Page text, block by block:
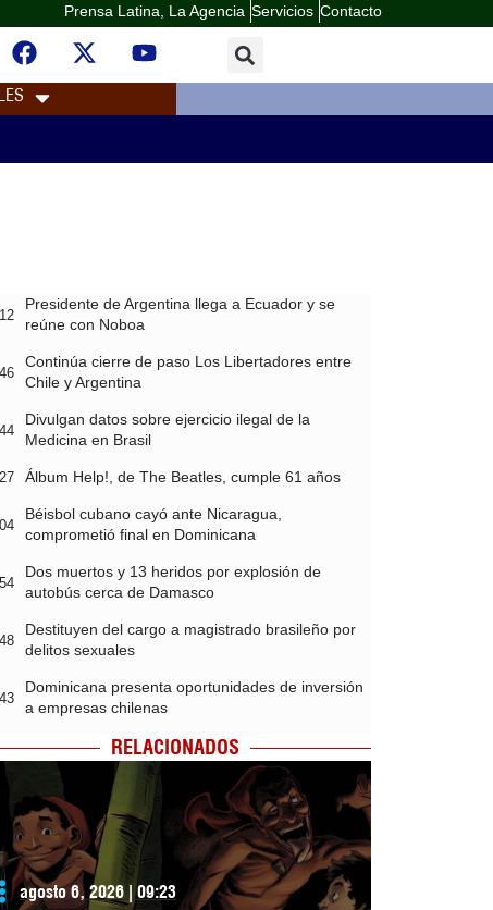
Prensa Latina, La Agencia Servicios Contacto
Presidente de Argentina llega a Ecuador y se
reúne con Noboa
Continúa cierre de paso Los Libertadores entre
Chile y Argentina
Divulgan datos sobre ejercicio ilegal de la
Medicina en Brasil
Álbum Help!, de The Beatles, cumple 61 años
Béisbol cubano cayó ante Nicaragua,
comprometió final en Dominicana
Dos muertos y 13 heridos por explosión de
autobús cerca de Damasco
Destituyen del cargo a magistrado brasileño por
delitos sexuales
Dominicana presenta oportunidades de inversión
a empresas chilenas
RELACIONADOS
agosto 6, 2026 | 09:23